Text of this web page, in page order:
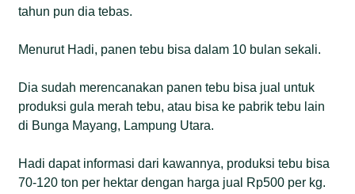
tahun pun dia tebas.
Menurut Hadi, panen tebu bisa dalam 10 bulan sekali.
Dia sudah merencanakan panen tebu bisa jual untuk
produksi gula merah tebu, atau bisa ke pabrik tebu lain
di Bunga Mayang, Lampung Utara.
Hadi dapat informasi dari kawannya, produksi tebu bisa
70-120 ton per hektar dengan harga jual Rp500 per kg.